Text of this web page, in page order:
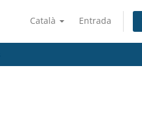
Català Entrada